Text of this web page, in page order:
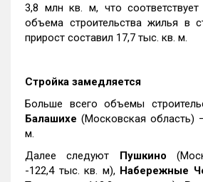
3,8 млн кв. м, что
объема строительства жилья в
прирост составил 17,7 тыс. кв. м.
Стройка замедляется
Больше всего объемы
Балашихе (Московская область)
м.
Далее следуют Пушкино
-122,4 тыс. кв. м), Набережные